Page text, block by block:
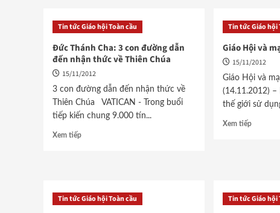
Tin tức Giáo hội Toàn cầu
Đức Thánh Cha: 3 con đường dẫn
đến nhận thức về Thiên Chúa
15/11/2012
3 con đường dẫn đến nhận thức về
Thiên Chúa VATICAN - Trong buổi
tiếp kiến chung 9.000 tín...
Xem tiếp
Tin tức Giáo hội
Giáo Hội và
15/11/2012
Giáo Hội và
(14.11.2012) –
thế giới sử
Xem tiếp
Tin tức Giáo hội Toàn cầu Tin tức Giáo hội